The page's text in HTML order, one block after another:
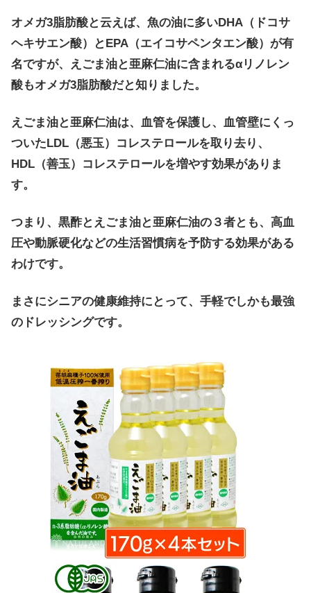
オメガ3脂肪酸と云えば、魚の油に多いDHA （ドコサ
ヘキサエン酸）と EPA （エイコサペンタエン酸）が有
名ですが、えごま油と亜麻仁油に含まれるαリノレン
酸もオメガ3脂肪酸だと知りました。
えごま油と亜麻仁油は、血管を保護し、血管壁にくっ
ついたLDL（悪玉）コレステロールを取り去り、
HDL（善玉）コレステロールを増やす効果がありま
す。
つまり、黒酢とえごま油と亜麻仁油の３者とも、高血
圧や動脈硬化などの生活習慣病を予防する効果がある
わけです。
まさにシニアの健康維持にとって、手軽でしかも最強
のドレッシングです。